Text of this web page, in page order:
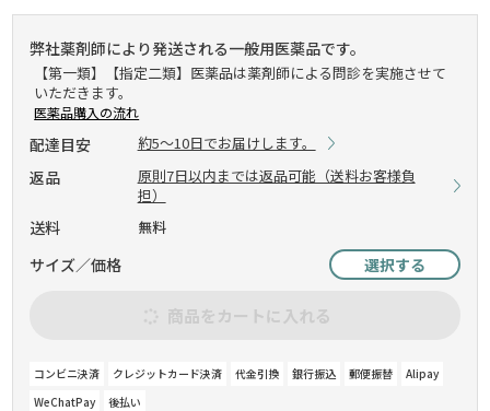
弊社薬剤師により発送される一般用医薬品です。
【第一類】【指定二類】医薬品は薬剤師による問診を実施させて
いただきます。
医薬品購入の流れ
配達目安 約5～10日でお届けします。
返品
原則7日以内までは返品可能（送料お客様負
担）
送料 無料
サイズ／価格 選択する
商品をカートに入れる
コンビニ決済 クレジットカード決済 代金引換 銀行振込 郵便振替
Alipay
WeChatPay
後払い